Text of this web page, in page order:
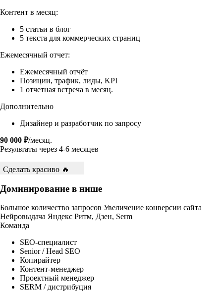
Контент в месяц:
5 статьи в блог
5 текста для коммерческих страниц
Ежемесячный отчет:
Ежемесячный отчёт
Позиции, трафик, лиды, KPI
1 отчетная встреча в месяц.
Дополнительно
Дизайнер и разработчик по запросу
90 000 ₽/месяц.
Результаты через 4-6 месяцев
Сделать красиво 🔥
Доминирование в нише
Большое количество запросов Увеличение конверсии сайта
Нейровыдача Яндекс Ритм, Дзен, Serm
Команда
SEO-специалист
Senior / Head SEO
Копирайтер
Контент-менеджер
Проектный менеджер
SERM / дистрибуция